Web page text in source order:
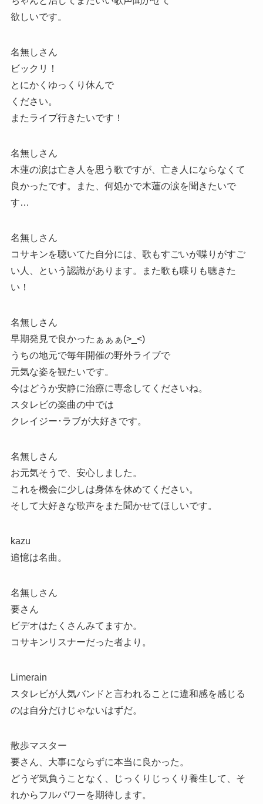
欲しいです。
名無しさん
ビックリ！
とにかくゆっくり休んで
ください。
またライブ行きたいです！
名無しさん
木蓮の涙は亡き人を思う歌ですが、亡き人にならなくて
良かったです。また、何処かで木蓮の涙を聞きたいで
す…
名無しさん
コサキンを聴いてた自分には、歌もすごいが喋りがすご
い人、という認識があります。また歌も喋りも聴きた
い！
名無しさん
早期発見で良かったぁぁぁ(>_<)
うちの地元で毎年開催の野外ライブで
元気な姿を観たいです。
今はどうか安静に治療に専念してくださいね。
スタレビの楽曲の中では
クレイジー･ラブが大好きです。
名無しさん
お元気そうで、安心しました。
これを機会に少しは身体を休めてください。
そして大好きな歌声をまた聞かせてほしいです。
kazu
追憶は名曲。
名無しさん
要さん
ビデオはたくさんみてますか。
コサキンリスナーだった者より。
Limerain
スタレビが人気バンドと言われることに違和感を感じる
のは自分だけじゃないはずだ。
散歩マスター
要さん、大事にならずに本当に良かった。
どうぞ気負うことなく、じっくりじっくり養生して、そ
れからフルパワーを期待します。